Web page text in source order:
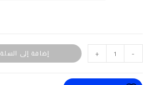
-
+ إضافة إلى السلة